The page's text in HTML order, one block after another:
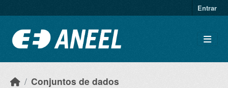
Entrar
Conjuntos de dados